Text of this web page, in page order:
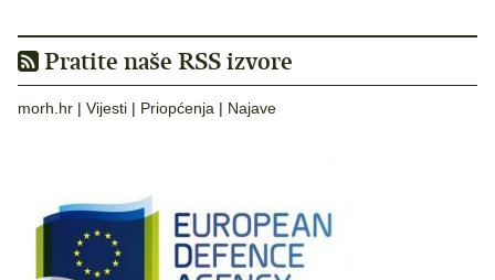
Pratite naše RSS izvore
morh.hr | Vijesti | Priopćenja | Najave